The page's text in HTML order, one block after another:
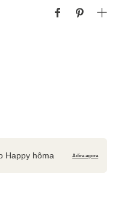
Happy hôma Adira agora